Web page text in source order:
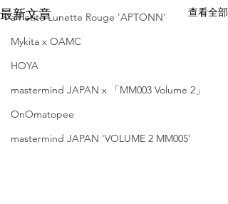
a Petite Lunette Rouge 'APTONN'
Mykita x OAMC
HOYA
mastermind JAPAN x 「MM003 Volume 2」
OnOmatopee
mastermind JAPAN 'VOLUME 2 MM005'
最新文章 查看全部